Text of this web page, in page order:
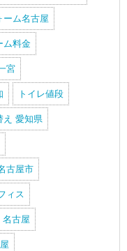
ーム名古屋
ム料金
宮
トイレ値段
え 愛知県
古屋市
ィス
名古屋